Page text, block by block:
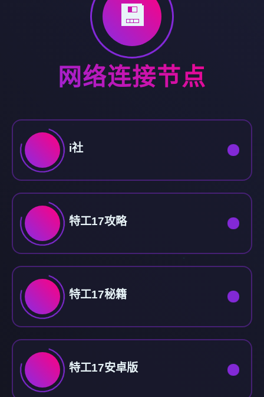
💾
网络连接节点
i社
特工17攻略
特工17秘籍
特工17安卓版